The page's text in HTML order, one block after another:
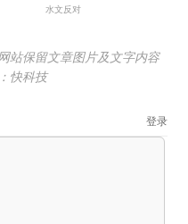
水文反对
站保留文章图片及文字内容
快科技
登录